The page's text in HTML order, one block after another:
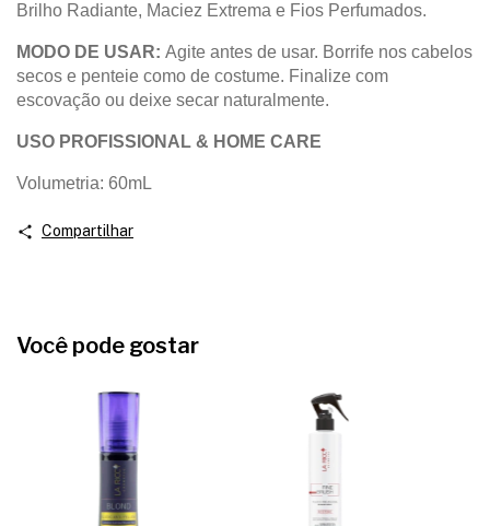
Brilho Radiante, Maciez Extrema e Fios Perfumados.
MODO DE USAR: Agite antes de usar. Borrife nos cabelos
secos e penteie como de costume. Finalize com
escovação ou deixe secar naturalmente.
USO PROFISSIONAL & HOME CARE
Volumetria: 60mL
Compartilhar
Você pode gostar